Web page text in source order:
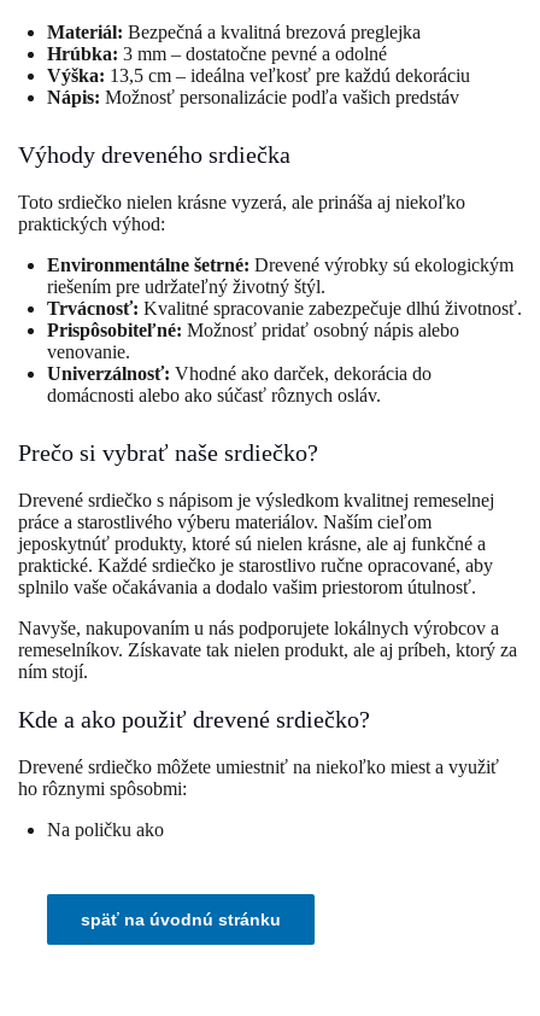
Materiál: Bezpečná a kvalitná brezová preglejka
Hrúbka: 3 mm – dostatočne pevné a odolné
Výška: 13,5 cm – ideálna veľkosť pre každú dekoráciu
Nápis: Možnosť personalizácie podľa vašich predstáv
Výhody dreveného srdiečka
Toto srdiečko nielen krásne vyzerá, ale prináša aj niekoľko
praktických výhod:
Environmentálne šetrné: Drevené výrobky sú ekologickým
riešením pre udržateľný životný štýl.
Trvácnosť: Kvalitné spracovanie zabezpečuje dlhú životnosť.
Prispôsobiteľné: Možnosť pridať osobný nápis alebo
venovanie.
Univerzálnosť: Vhodné ako darček, dekorácia do
domácnosti alebo ako súčasť rôznych osláv.
Prečo si vybrať naše srdiečko?
Drevené srdiečko s nápisom je výsledkom kvalitnej remeselnej
práce a starostlivého výberu materiálov. Naším cieľom
jeposkytnúť produkty, ktoré sú nielen krásne, ale aj funkčné a
praktické. Každé srdiečko je starostlivo ručne opracované, aby
splnilo vaše očakávania a dodalo vašim priestorom útulnosť.
Navyše, nakupovaním u nás podporujete lokálnych výrobcov a
remeselníkov. Získavate tak nielen produkt, ale aj príbeh, ktorý za
ním stojí.
Kde a ako použiť drevené srdiečko?
Drevené srdiečko môžete umiestniť na niekoľko miest a využiť
ho rôznymi spôsobmi:
Na poličku ako